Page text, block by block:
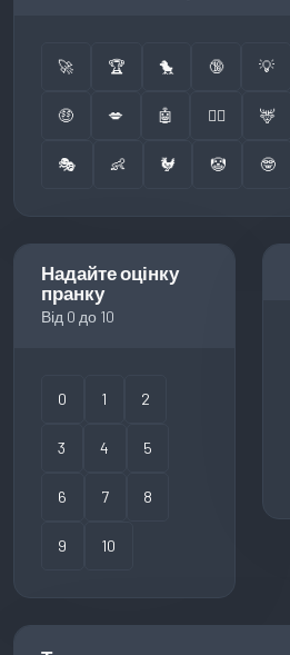
🚀 🏆 🐤 🔞 💡
🤑 💋 🤖 👮‍♂️ 🦌
🎭 👶 🐓 🤡 🤓
Надайте оцінку
пранку
Від 0 до 10
0 1 2
3 4 5
6 7 8
9 10